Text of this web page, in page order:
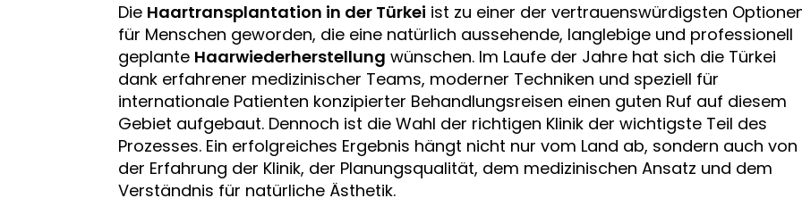
Die Haartransplantation in der Türkei ist zu einer der vertrauenswürdigsten
für Menschen geworden, die eine natürlich aussehende, langlebige und professionell
geplante Haarwiederherstellung wünschen. Im Laufe der Jahre hat sich die Türkei
dank erfahrener medizinischer Teams, moderner Techniken und speziell für
internationale Patienten konzipierter Behandlungsreisen einen guten Ruf auf diesem
Gebiet aufgebaut. Dennoch ist die Wahl der richtigen Klinik der wichtigste Teil des
Prozesses. Ein erfolgreiches Ergebnis hängt nicht nur vom Land ab, sondern auch von
der Erfahrung der Klinik, der Planungsqualität, dem medizinischen Ansatz und dem
Verständnis für natürliche Ästhetik.